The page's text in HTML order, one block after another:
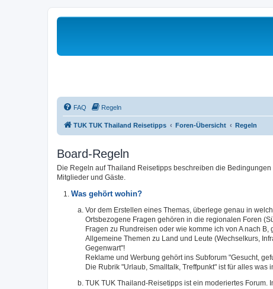
FAQ Regeln
TUK TUK Thailand Reisetipps Foren-Übersicht Regeln
Board-Regeln
Die Regeln auf Thailand Reisetipps beschreiben die
Mitglieder und Gäste.
Was gehört wohin?
Vor dem Erstellen eines Themas, überlege genau in
Ortsbezogene Fragen gehören in die regionalen Foren
Fragen zu Rundreisen oder wie komme ich von A nach
Allgemeine Themen zu Land und Leute (Wechselkurs,
Gegenwart"!
Reklame und Werbung gehört ins Subforum "Gesucht,
Die Rubrik "Urlaub, Smalltalk, Treffpunkt" ist für alles
TUK TUK Thailand-Reisetipps ist ein moderiertes